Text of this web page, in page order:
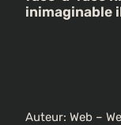
inimaginable
Auteur: Web –